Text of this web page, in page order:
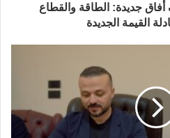
جديدة: الطاقة والقطاع
القيمة الجديدة